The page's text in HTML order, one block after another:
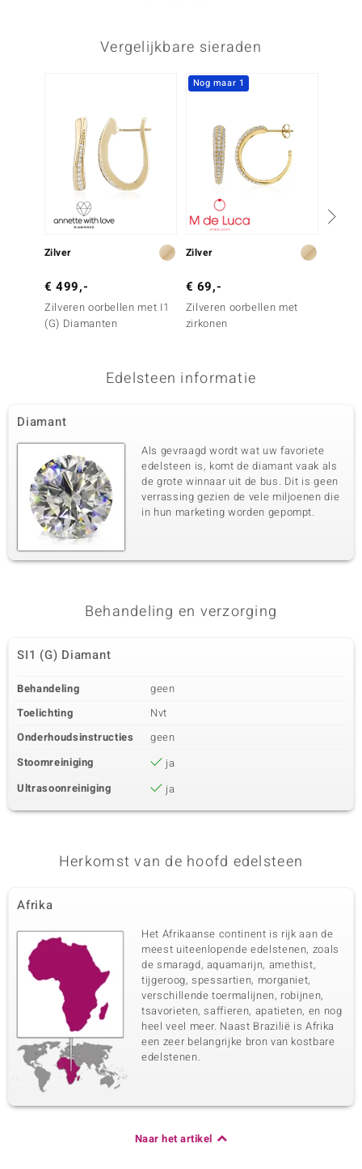
Vergelijkbare sieraden
Zilver
€ 499,-
Zilveren oorbellen met I1
(G) Diamanten
Nog maar 1
Zilver
€ 69,-
Zilveren oorbellen met
zirkonen
Edelsteen informatie
Diamant
Als gevraagd wordt wat uw favoriete
edelsteen is, komt de diamant vaak als
de grote winnaar uit de bus. Dit is geen
verrassing gezien de vele miljoenen die
in hun marketing worden gepompt.
Behandeling en verzorging
SI1 (G) Diamant
Behandeling
geen
Toelichting
Nvt
Onderhoudsinstructies
geen
Stoomreiniging
ja
Ultrasoonreiniging
ja
Herkomst van de hoofd edelsteen
Afrika
Het Afrikaanse continent is rijk aan de
meest uiteenlopende edelstenen, zoals
de smaragd, aquamarijn, amethist,
tijgeroog, spessartien, morganiet,
verschillende toermalijnen, robijnen,
tsavorieten, saffieren, apatieten, en nog
heel veel meer. Naast Brazilië is Afrika
een zeer belangrijke bron van kostbare
edelstenen.
Naar het artikel